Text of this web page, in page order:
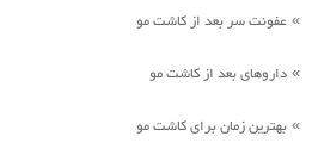
» عفونت سر بعد از کاشت مو
» داروهای بعد از کاشت مو
» بهترین زمان برای کاشت مو